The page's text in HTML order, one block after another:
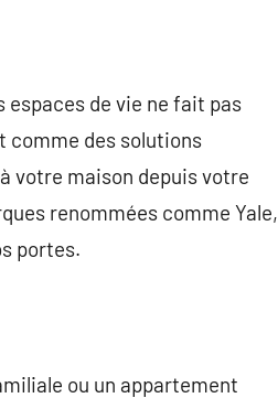
espaces de vie ne fait pas
comme des solutions
votre maison depuis votre
renommées comme Yale,
portes.
ou un appartement